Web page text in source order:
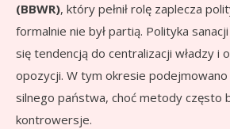
(BBWR), który pełnił rolę zaplecza
formalnie nie był partią. Polityka
się tendencją do centralizacji władzy i
opozycji. W tym okresie
silnego państwa, choć metody często
kontrowersje.